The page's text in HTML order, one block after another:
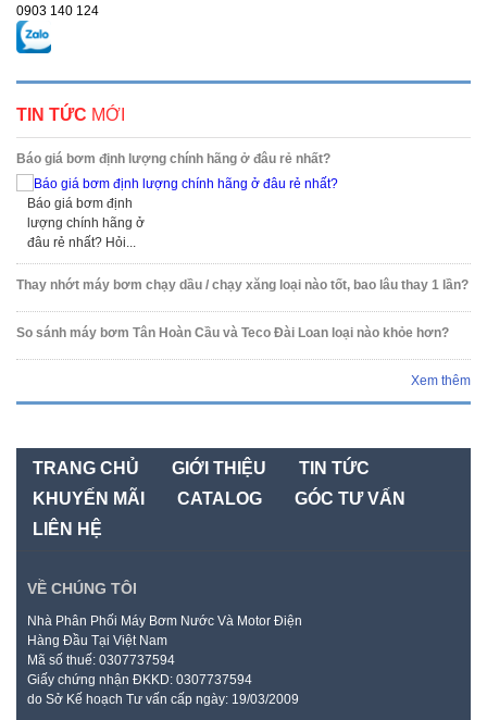
0903 140 124
TIN TỨC MỚI
Báo giá bơm định lượng chính hãng ở đâu rẻ nhất?
Báo giá bơm định
lượng chính hãng ở
đâu rẻ nhất? Hỏi...
Thay nhớt máy bơm chạy dầu / chạy xăng loại nào tốt, bao lâu thay 1 lần?
So sánh máy bơm Tân Hoàn Cầu và Teco Đài Loan loại nào khỏe hơn?
Xem thêm
TRANG CHỦ GIỚI THIỆU
TIN TỨC
KHUYẾN MÃI
CATALOG
GÓC TƯ VẤN
LIÊN HỆ
VỀ CHÚNG TÔI
Nhà Phân Phối Máy Bơm Nước Và Motor Điện
Hàng Đầu Tại Việt Nam
Mã số thuế: 0307737594
Giấy chứng nhận ĐKKD: 0307737594
do Sở Kế hoạch Tư vấn cấp ngày: 19/03/2009